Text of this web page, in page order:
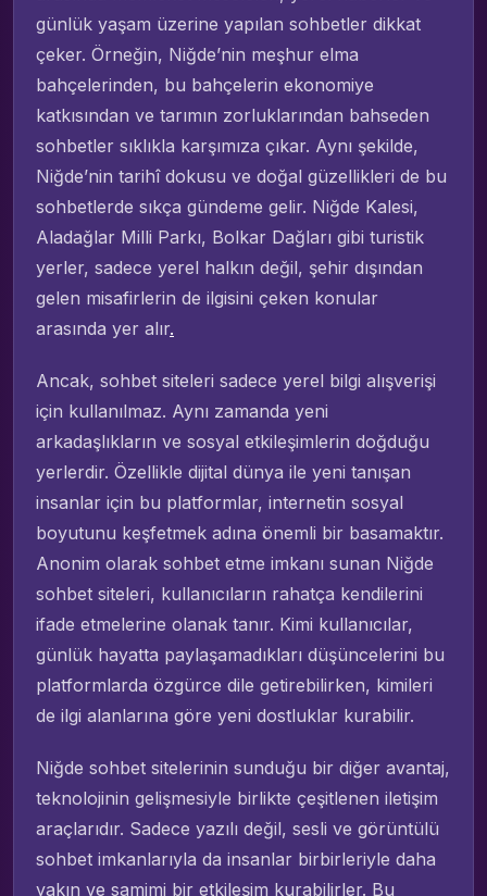
günlük yaşam üzerine yapılan sohbetler dikkat
çeker. Örneğin, Niğde’nin meşhur elma
bahçelerinden, bu bahçelerin ekonomiye
katkısından ve tarımın zorluklarından bahseden
sohbetler sıklıkla karşımıza çıkar. Aynı şekilde,
Niğde’nin tarihî dokusu ve doğal güzellikleri de bu
sohbetlerde sıkça gündeme gelir. Niğde Kalesi,
Aladağlar Milli Parkı, Bolkar Dağları gibi turistik
yerler, sadece yerel halkın değil, şehir dışından
gelen misafirlerin de ilgisini çeken konular
arasında yer alır.
Ancak, sohbet siteleri sadece yerel bilgi alışverişi
için kullanılmaz. Aynı zamanda yeni
arkadaşlıkların ve sosyal etkileşimlerin doğduğu
yerlerdir. Özellikle dijital dünya ile yeni tanışan
insanlar için bu platformlar, internetin sosyal
boyutunu keşfetmek adına önemli bir basamaktır.
Anonim olarak sohbet etme imkanı sunan Niğde
sohbet siteleri, kullanıcıların rahatça kendilerini
ifade etmelerine olanak tanır. Kimi kullanıcılar,
günlük hayatta paylaşamadıkları düşüncelerini bu
platformlarda özgürce dile getirebilirken, kimileri
de ilgi alanlarına göre yeni dostluklar kurabilir.
Niğde sohbet sitelerinin sunduğu bir diğer avantaj,
teknolojinin gelişmesiyle birlikte çeşitlenen iletişim
araçlarıdır. Sadece yazılı değil, sesli ve görüntülü
sohbet imkanlarıyla da insanlar birbirleriyle daha
yakın ve samimi bir etkileşim kurabilirler. Bu